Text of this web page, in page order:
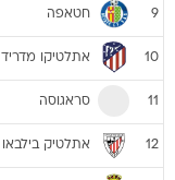
9 חטאפה
10 אתלטיקו מדריד
11 סראגוסה
12 אתלטיק בילבאו